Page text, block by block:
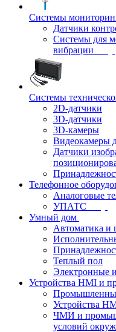
Системы
Датчики
Системы для
вибрации
Системы
2D-датчики
3D-датчики
3D-камеры
Видеокамеры
Датчики
Телефонное
Аналоговые
УПАТС
Умный дом
Автоматика
Теплый пол
Электронные
Устройства HMI и
Устройства
ЧМИ и
условий